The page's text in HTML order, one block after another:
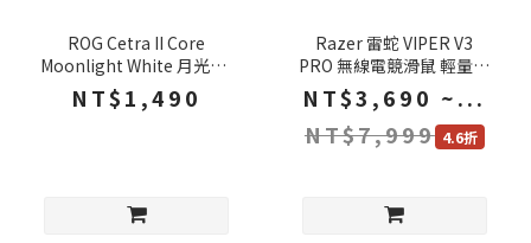
ROG Cetra II Core
Moonlight White 月光白/
黑色 入耳式耳機 耳塞式耳
機 有線耳機
NT$1,490
Razer 雷蛇 VIPER V3
PRO 無線電競滑鼠 輕量滑
鼠 光微動 三代光學按鍵軸
遊戲滑鼠 電競滑鼠
NT$3,690 ~...
NT$7,999 4.6折